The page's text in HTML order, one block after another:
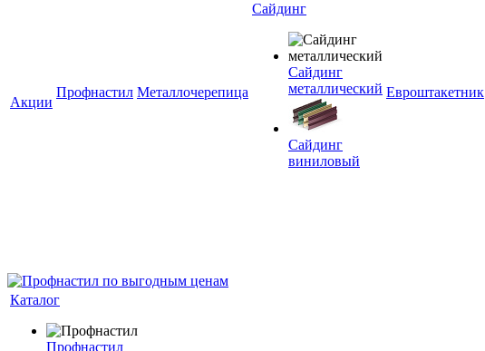
Акции
Профнастил Металлочерепица
Сайдинг
Сайдинг
металлический
Сайдинг
виниловый
Евроштакетник
Каталог
Профнастил